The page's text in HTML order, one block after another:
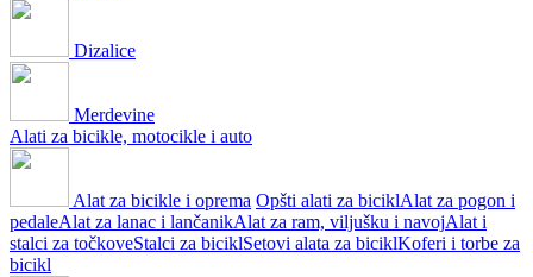
Dizalice
Merdevine
Alati za bicikle, motocikle i auto
Alat za bicikle i oprema Opšti alati za biciklAlat za pogon i
pedaleAlat za lanac i lančanikAlat za ram, viljušku i navojAlat i
stalci za točkoveStalci za biciklSetovi alata za biciklKoferi i torbe za
bicikl